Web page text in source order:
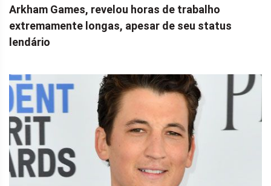
Arkham Games, revelou horas de trabalho
extremamente longas, apesar de seu status
lendário